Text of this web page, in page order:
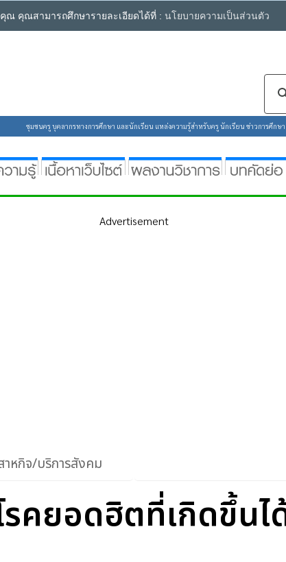
ณ คุณสามารถศึกษารายละเอียดได้ที่ : นโยบายความเป็นส่วนตัว
ชุมชนครู บุคลากรทางการศึกษา และนักเรียน แหล่งความรู้สำหรับครู นักเรียน ข่าวการศึก
Advertisement
าหกิจ/บริการสังคม
รคยอดฮิตที่เกิดขึ้น